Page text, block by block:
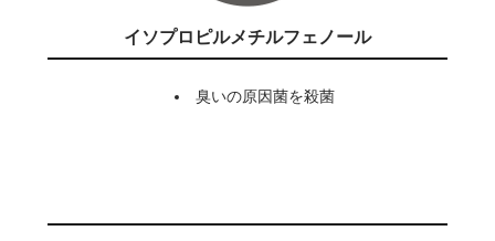
イソプロピルメチルフェノール
臭いの原因菌を殺菌